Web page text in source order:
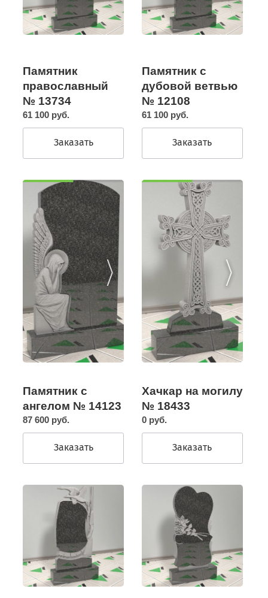
Памятник
православный
№ 13734
61 100 руб.
Заказать
Памятник с
дубовой ветвью
№ 12108
61 100 руб.
Заказать
Памятник с
ангелом № 14123
87 600 руб.
Заказать
Хачкар на могилу
№ 18433
0 руб.
Заказать